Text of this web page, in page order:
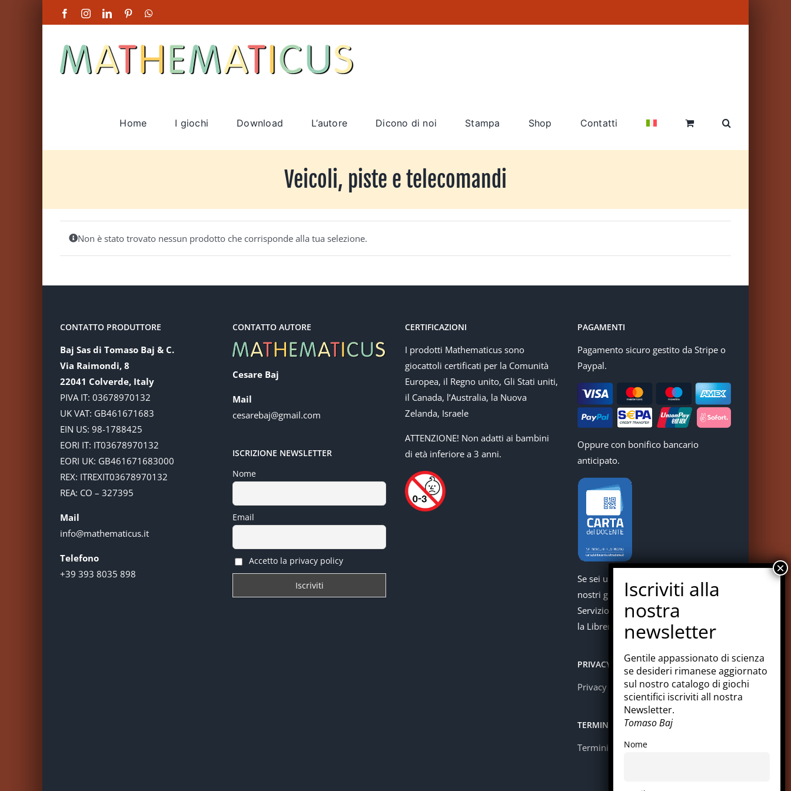
FacebookInstagramLinkedInPinterest
Home I giochi Download L’autore Dicono di noi Stampa Shop Contatti
Veicoli, piste e telecomandi
Non è stato trovato nessun prodotto che corrisponde alla tua selezione.
CONTATTO PRODUTTORE
Baj Sas di Tomaso Baj & C.
Via Raimondi, 8
22041 Colverde, Italy
PIVA IT: 03678970132
UK VAT: GB461671683
EIN US: 98-1788425
EORI IT: IT03678970132
EORI UK: GB461671683000
REX: ITREXIT03678970132
REA: CO – 327395
Mail
info@mathematicus.it
Telefono
+39 393 8035 898
CONTATTO AUTORE
Cesare Baj
Mail
cesarebaj@gmail.com
ISCRIZIONE NEWSLETTER
Nome
Email
Accetto la privacy policy
CERTIFICAZIONI
I prodotti Mathematicus sono
giocattoli certificati per la Comunità
Europea, il Regno unito, Gli Stati uniti,
il Canada, l’Australia, la Nuova
Zelanda, Israele
ATTENZIONE! Non adatti ai bambini
di età inferiore a 3 anni.
PAGAMENTI
Pagamento sicuro gestito da Stripe o
Paypal.
Oppure con bonifico bancario
anticipato.
Se sei un docente puoi acquistare i
nostri giochi con la carta del docente.
Servizio offerto in collaborazione con
la Libreria Colosi di Messina.
PRIVACY
Privacy policy
TERMINI E CONDIZIONI
Termini e condizioni
Gentile appassionato di scienza
se desideri rimanese aggiornato
sul nostro catalogo di giochi
scientifici iscriviti all nostra
Newsletter.
Tomaso Baj
Nome